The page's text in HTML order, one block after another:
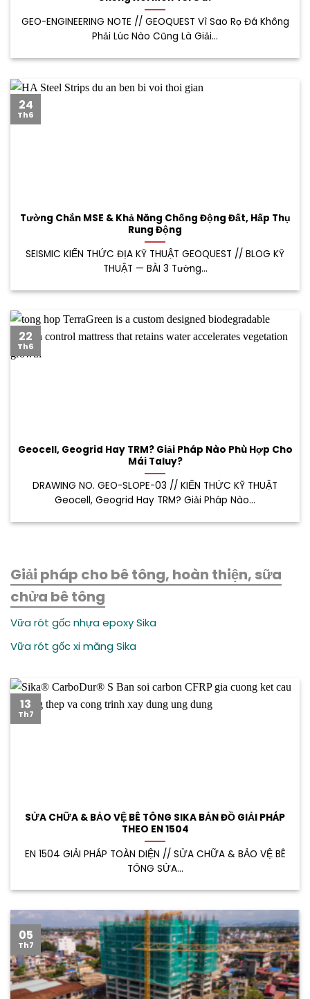
GEO-ENGINEERING NOTE // GEOQUEST Vì Sao Rọ Đá Không
Phải Lúc Nào Cũng Là Giải...
Tường Chắn MSE & Khả Năng Chống Động Đất, Hấp Thụ
Rung Động
SEISMIC KIẾN THỨC ĐỊA KỸ THUẬT GEOQUEST // BLOG KỸ
THUẬT — BÀI 3 Tường...
24
Th6
Geocell, Geogrid Hay TRM? Giải Pháp Nào Phù Hợp Cho
Mái Taluy?
DRAWING NO. GEO-SLOPE-03 // KIẾN THỨC KỸ THUẬT
Geocell, Geogrid Hay TRM? Giải Pháp Nào...
22
Th6
Giải pháp cho bê tông, hoàn thiện, sữa
chửa bê tông
Vữa rót gốc nhựa epoxy Sika
Vữa rót gốc xi măng Sika
SỬA CHỮA & BẢO VỆ BÊ TÔNG SIKA BẢN ĐỒ GIẢI PHÁP
THEO EN 1504
EN 1504 GIẢI PHÁP TOÀN DIỆN // SỬA CHỮA & BẢO VỆ BÊ
TÔNG SỬA...
13
Th7
05
Th7